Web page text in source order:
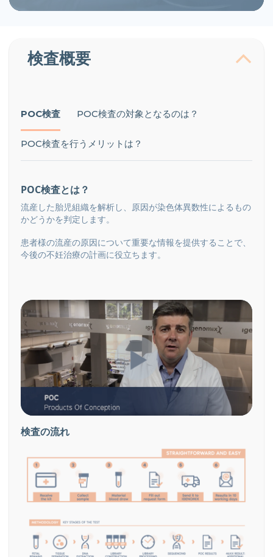
検査概要
POC検査 POC検査の対象となるのは？
POC検査を行うメリットは？
POC検査とは？
流産した胎児組織を解析し、原因が染色体異数性によるもの
かどうかを判定します。
患者様の流産の原因について重要な情報を提供することで、
今後の不妊治療の計画に役立ちます。
検査の流れ